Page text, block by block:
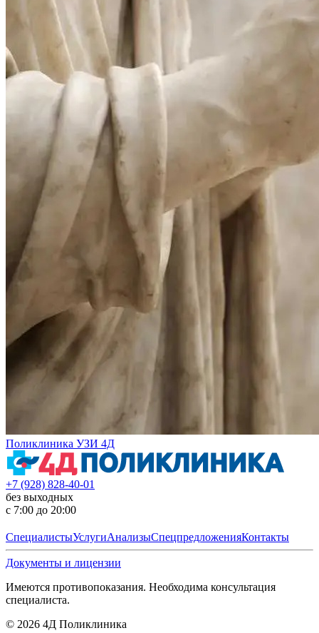
Поликлиника УЗИ 4Д
+7 (928) 828-40-01
без выходных
с 7:00 до 20:00
СпециалистыУслугиАнализыСпецпредложенияКонтакты
Документы и лицензии
Имеются противопоказания. Необходима консультация
специалиста.
© 2026 4Д Поликлиника